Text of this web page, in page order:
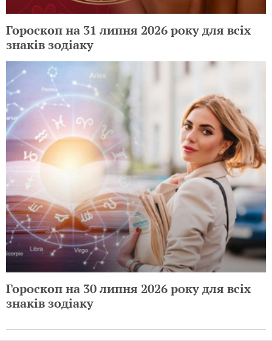
Гороскоп на 31 липня 2026 року для всіх
знаків зодіаку
Гороскоп на 30 липня 2026 року для всіх
знаків зодіаку